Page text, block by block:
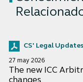
CS' Legal Updates
27 may 2026
The new ICC